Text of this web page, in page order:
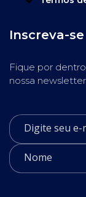
Inscreva-se
Fique por
nossa